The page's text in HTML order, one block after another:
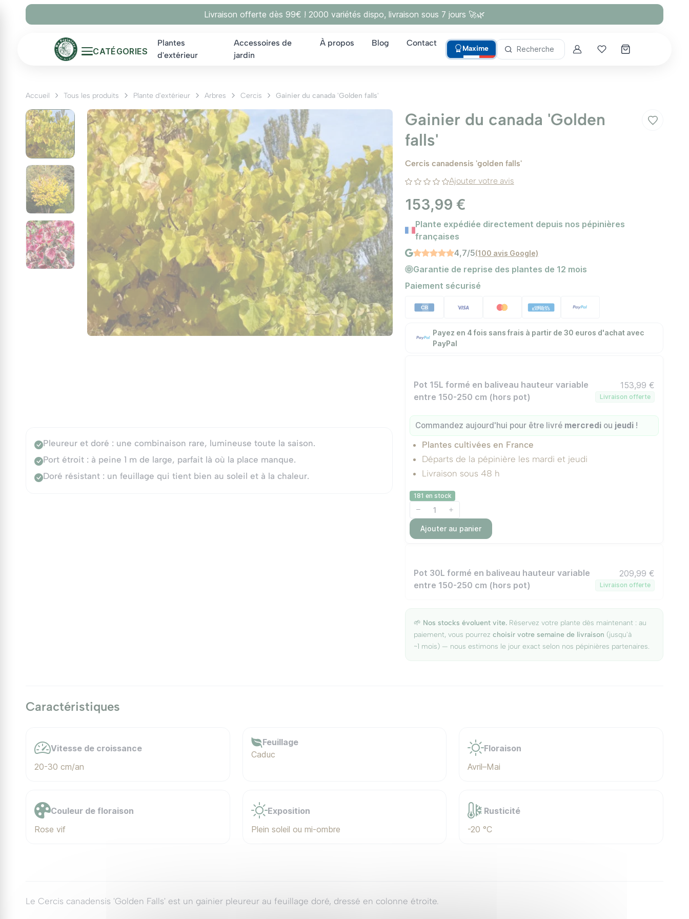
Livraison offerte dès 99€ ! 2000 variétés dispo, livraison sous 7 jours 🚀🌿
CATÉGORIES
Plantes
d'extérieur
Accessoires de
jardin
À propos Blog Contact
Maxime Recherche AccountMes coups de cœur
Accueil Tous les produits Plante d'extérieur Arbres Cercis Gainier du canada 'Golden falls'
Pleureur et doré : une combinaison rare, lumineuse toute la saison.
Port étroit : à peine 1 m de large, parfait là où la place manque.
Doré résistant : un feuillage qui tient bien au soleil et à la chaleur.
Gainier du canada 'Golden
falls'
Cercis canadensis 'golden falls'
Ajouter votre avis
153,99 €
Plante expédiée directement depuis nos pépinières
françaises
4,7/5(100 avis Google)
Garantie de reprise des plantes de 12 mois
Paiement sécurisé
Payez en 4 fois sans frais à partir de 30 euros d'achat avec
PayPal
Pot 15L formé en baliveau hauteur variable
entre 150-250 cm (hors pot)
153,99 €
Livraison offerte
Commandez aujourd'hui pour être livré mercredi ou jeudi !
Plantes cultivées en France
Départs de la pépinière les mardi et jeudi
Livraison sous 48 h
181 en stock
Ajouter au panier
Pot 30L formé en baliveau hauteur variable
entre 150-250 cm (hors pot)
209,99 €
Livraison offerte
🌱 Nos stocks évoluent vite.Réservez votre plante dès maintenant : au
paiement, vous pourrez choisir votre semaine de livraison (jusqu'à
~1 mois) — nous estimons le jour exact selon nos pépinières partenaires.
Caractéristiques
Vitesse de croissance
20-30 cm/an
Feuillage
Caduc
Floraison
Avril–Mai
Couleur de floraison
Rose vif
Exposition
Plein soleil ou mi-ombre
Rusticité
-20 °C
Le Cercis canadensis 'Golden Falls' est un gainier pleureur au feuillage doré, dressé en colonne étroite.
Panneau de gestion des cookies